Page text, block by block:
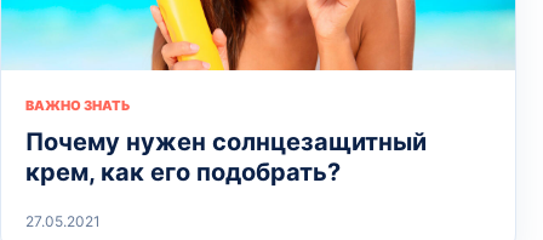
ВАЖНО ЗНАТЬ
Почему нужен солнцезащитный
крем, как его подобрать?
27.05.2021